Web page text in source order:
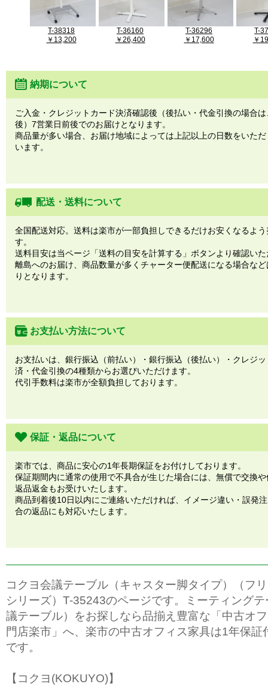
T-38318
￥13,200
T-36160
￥26,400
T-36296
￥17,600
T-
￥
納期について
ご入金・クレジットカード決済確認後（後払い・代金引換の場合
後）7営業日前後でのお届けとなります。
商品量が多い場合、お届け地域によっては上記以上の日数をいた
います。
配送・送料について
全国配送対応。送料は楽市が一部負担しできるだけお安くなるよ
す。
送料目安は当ページ「送料の目安を計算する」ボタンより確認い
離島へのお届け、商品数量が多くチャーター便配送になる場合な
りとなります。
お支払い方法について
お支払いは、銀行振込（前払い）・銀行振込（後払い）・クレジ
済・代金引換の4種類からお選びいただけます。
代引手数料は楽市が全額負担しております。
保証・返品について
楽市では、商品に安心の1年長期保証をお付けしております。
保証期間内に通常の使用で不具合が生じた場合には、無償で交換
返品返金もお受けいたします。
商品到着後10日以内にご連絡いただければ、イメージ違い・誤発
合の返品にも対応いたします。
コクヨ会議テーブル（キャスター脚タイプ）（フ
シリーズ）T-35243のページです。ミーティング
議テーブル）をお探しなら品揃え豊富な「中古オ
門店楽市」へ、楽市の中古オフィス家具は1年保証
です。
【コクヨ(KOKUYO)】